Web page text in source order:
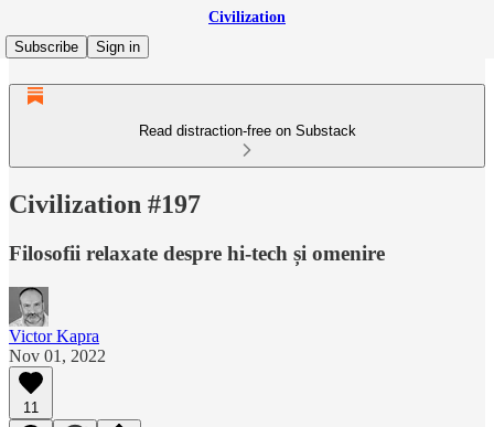
Civilization
Subscribe
Sign in
Read distraction-free on Substack
Civilization #197
Filosofii relaxate despre hi-tech și omenire
Victor Kapra
Nov 01, 2022
11